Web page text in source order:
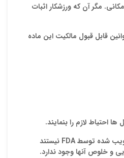
مگر آن كه ورزشكار اثبات
قابل قبول مالكيت اين ماده
احتیاط لازم را بنمایند.
شده توسطFDA نیستند
و خلوص آنها وجودندارد.